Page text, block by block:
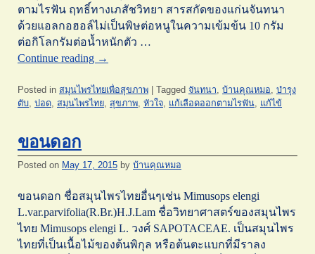
ตามไรฟัน ฤทธิ์ทางเภสัชวิทยา สารสกัดของแก่นจันทนา
ด้วยแอลกอฮอล์ไม่เป็นพิษต่อหนูในความเข้มข้น 10 กรัม
ต่อกิโลกรัมต่อน้ำหนักตัว …
Continue reading →
Posted in สมุนไพรไทยเพื่อสุขภาพ Tagged จันทนา บ้านคุณหมอ บำรุง
ตับ ปอด สมุนไพรไทย สุขภาพ หัวใจ แก้เลือดออกตามไรฟัน แก้ไข้
ขอนดอก
Posted on May 17, 2015 by บ้านคุณหมอ
ขอนดอก ชื่อสมุนไพรไทยอื่นๆเช่น Mimusops elengi
L.var.parvifolia(R.Br.)H.J.Lam ชื่อวิทยาศาสตร์ของสมุนไพร
ไทย Mimusops elengi L. วงศ์ SAPOTACEAE. เป็นสมุนไพร
ไทยที่เป็นเนื้อไม้ของต้นพิกุล หรือต้นตะแบกที่มีราลง